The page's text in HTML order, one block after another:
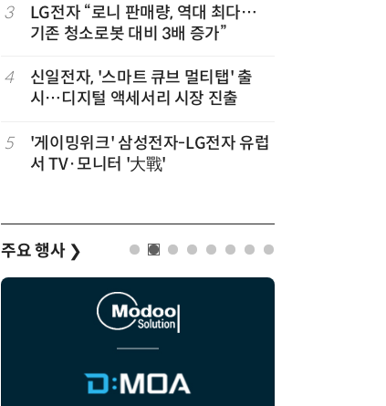
3
LG전자 “로니 판매량, 역대 최다…
기존 청소로봇 대비 3배 증가”
4
신일전자, '스마트 큐브 멀티탭' 출
시…디지털 액세서리 시장 진출
5
'게이밍위크' 삼성전자-LG전자 유럽
서 TV·모니터 '大戰'
주요 행사 ❯